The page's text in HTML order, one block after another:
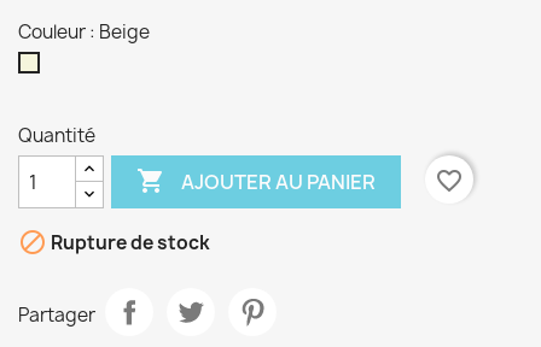
Couleur : Beige
Quantité
 AJOUTER AU PANIER favorite_border
 Rupture de stock
Partager
Créer une liste d'envies
Nom de la liste d'envies